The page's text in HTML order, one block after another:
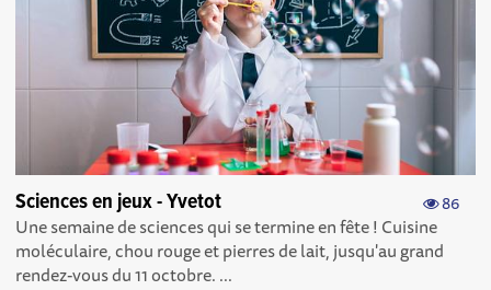
86
Sciences en jeux - Yvetot
Une semaine de sciences qui se termine en fête ! Cuisine
moléculaire, chou rouge et pierres de lait, jusqu'au grand
rendez-vous du 11 octobre. ...